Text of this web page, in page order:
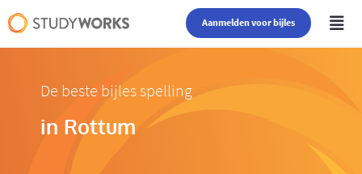
Aanmelden voor bijles
De beste bijles spelling
in Rottum